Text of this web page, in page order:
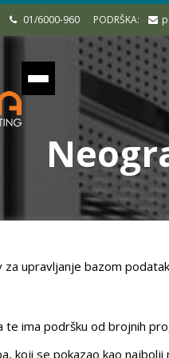
01/6000-960 PODRŠKA:
za upravljanje bazom
te ima podršku od brojnih
koji se pokazao kao